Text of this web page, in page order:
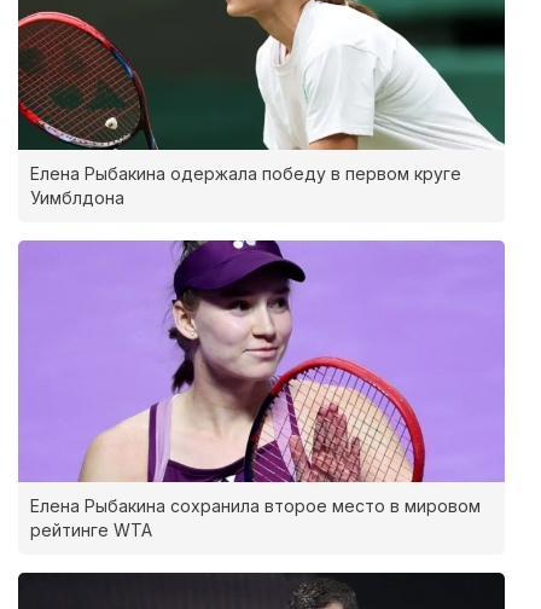
Елена Рыбакина одержала победу в первом круге
Уимблдона
Елена Рыбакина сохранила второе место в мировом
рейтинге WTA